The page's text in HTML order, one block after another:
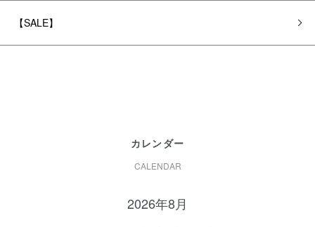
【SALE】
カレンダー
CALENDAR
2026年8月